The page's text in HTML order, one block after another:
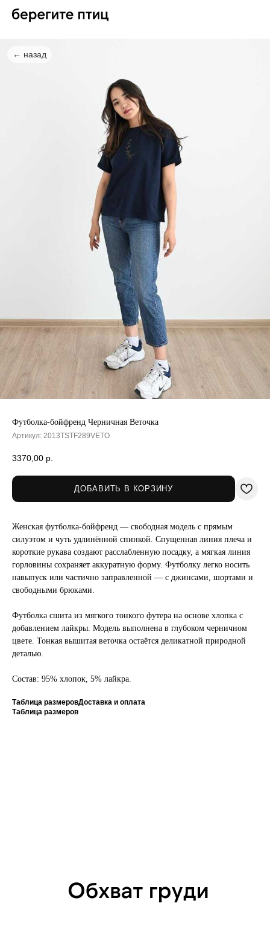
← назад
Футболка-бойфренд Черничная Веточка
Артикул: 2013TSTF289VETO
3370,00 р.
ДОБАВИТЬ В КОРЗИНУ
Женская футболка-бойфренд — свободная модель с прямым
силуэтом и чуть удлинённой спинкой. Спущенная линия плеча и
короткие рукава создают расслабленную посадку, а мягкая линия
горловины сохраняет аккуратную форму. Футболку легко носить
навыпуск или частично заправленной — с джинсами, шортами и
свободными брюками.
Футболка сшита из мягкого тонкого футера на основе хлопка с
добавлением лайкры. Модель выполнена в глубоком черничном
цвете. Тонкая вышитая веточка остаётся деликатной природной
деталью.
Состав: 95% хлопок, 5% лайкра.
Таблица размеровДоставка и оплата
Таблица размеров